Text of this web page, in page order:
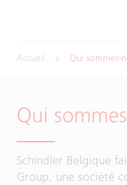
Accueil Qui sommes-
Qui
Schindler Belgique
Group, une société